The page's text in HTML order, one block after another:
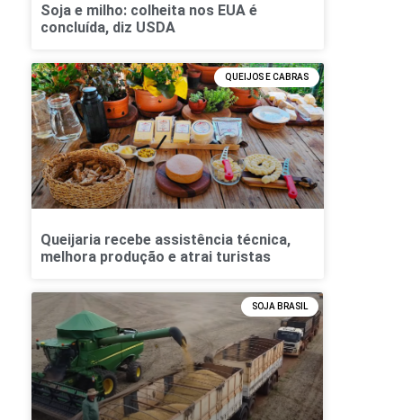
Soja e milho: colheita nos EUA é
concluída, diz USDA
QUEIJOS E CABRAS
Queijaria recebe assistência técnica,
melhora produção e atrai turistas
SOJA BRASIL